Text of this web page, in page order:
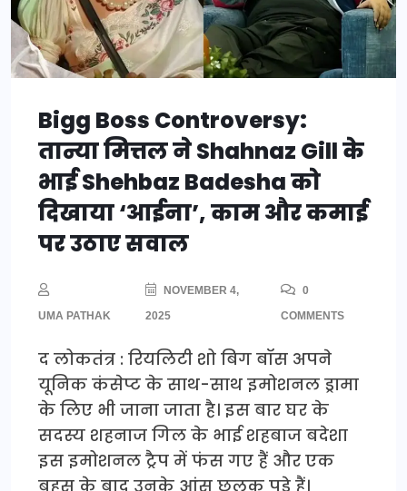
Bigg Boss Controversy:
तान्या मित्तल ने Shahnaz Gill के
भाई Shehbaz Badesha को
दिखाया ‘आईना’, काम और कमाई
पर उठाए सवाल
UMA PATHAK
NOVEMBER 4,
2025
0
COMMENTS
द लोकतंत्र : रियलिटी शो बिग बॉस अपने
यूनिक कंसेप्ट के साथ-साथ इमोशनल ड्रामा
के लिए भी जाना जाता है। इस बार घर के
सदस्य शहनाज गिल के भाई शहबाज बदेशा
इस इमोशनल ट्रैप में फंस गए हैं और एक
बहस के बाद उनके आंसू छलक पड़े हैं।